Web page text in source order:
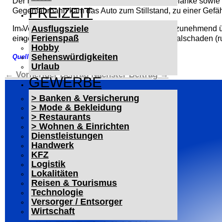
FREIZEIT
Ausflugsziele
Ferienspaß
Hobby
Sehenswürdigkeiten
Urlaub
GEWERBE
> Banken & Versicherung
> Mode & Bekleidung
> Restaurants
> Wohnen & Einrichten
Dienstleistungen
Handwerk
KFZ
Logistik
Lokalitäten
Reisen & Tourismus
Technologie
Versorger / Entsorger
Wirtschaft
Gegenfahrbahn kam das Auto zum Stillstand, zu einer
Im Verlauf der Unfallaufnahme klagte die Frau
eingeliefert wurde. An dem Honda entstand Totalschaden
Quelle: Polizeipräsidium Mannheim
← Vorheriger Beitrag Nächster Beitrag→